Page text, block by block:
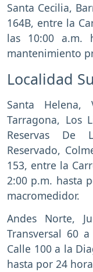
Santa Cecilia,
164B, entre la
las 10:00 a.m.
mantenimiento
Localidad
Santa Helena,
Tarragona, Los
Reservas De
Reservado,
153, entre la
2:00 p.m. hasta
macromedidor.
Andes Norte,
Transversal 60
Calle 100 a la
hasta por 24